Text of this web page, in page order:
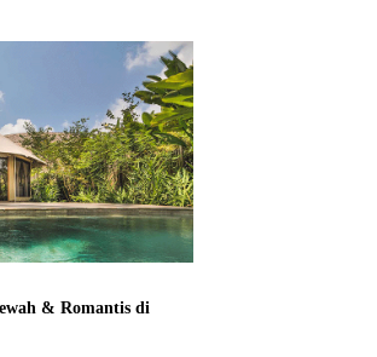
& Romantis di